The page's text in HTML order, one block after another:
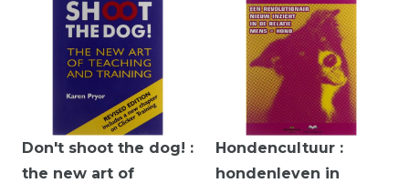
Don't shoot the dog! :
the new art of
Hondencultuur :
hondenleven in